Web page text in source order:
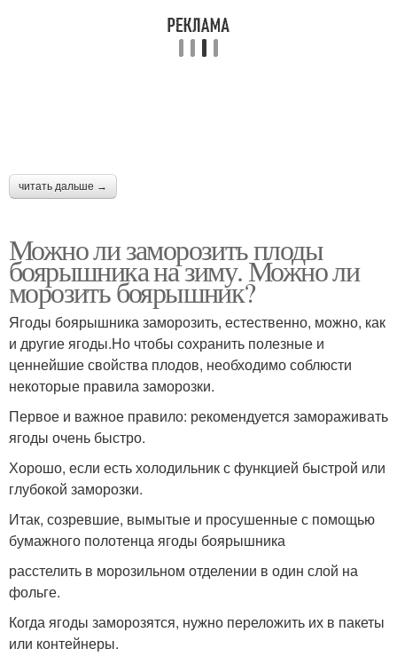
читать дальше →
Можно ли заморозить плоды
боярышника на зиму. Можно ли
морозить боярышник?
Ягоды боярышника заморозить, естественно, можно, как
и другие ягоды.Но чтобы сохранить полезные и
ценнейшие свойства плодов, необходимо соблюсти
некоторые правила заморозки.
Первое и важное правило: рекомендуется замораживать
ягоды очень быстро.
Хорошо, если есть холодильник с функцией быстрой или
глубокой заморозки.
Итак, созревшие, вымытые и просушенные с помощью
бумажного полотенца ягоды боярышника
расстелить в морозильном отделении в один слой на
фольге.
Когда ягоды заморозятся, нужно переложить их в пакеты
или контейнеры.